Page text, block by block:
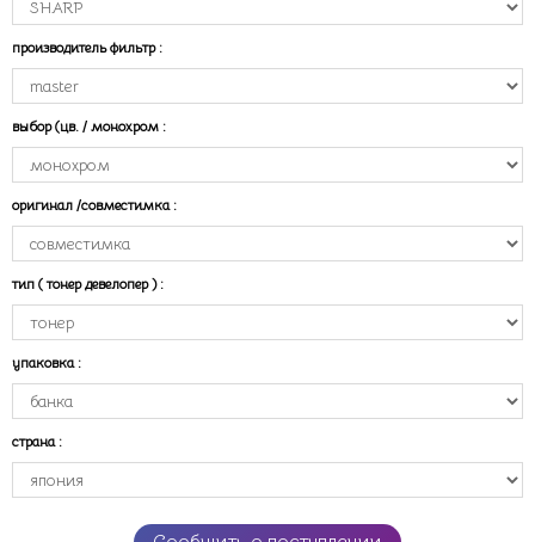
производитель фильтр :
выбор (цв. / монохром :
оригинал /совместимка :
тип ( тонер девелопер ) :
упаковка :
страна :